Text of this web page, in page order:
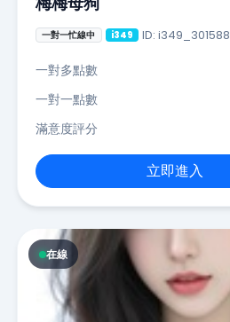
一對一忙線中 i349 ID: i349_301588
一對多點數
一對一點數
滿意度評分
立即進入
在線